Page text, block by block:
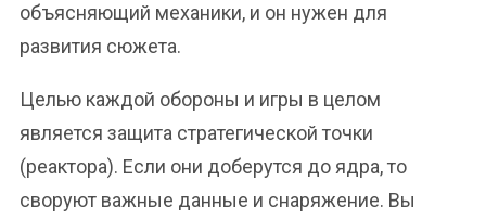
объясняющий механики, и он нужен для
развития сюжета.
Целью каждой обороны и игры в целом
является защита стратегической точки
(реактора). Если они доберутся до ядра, то
своруют важные данные и снаряжение. Вы